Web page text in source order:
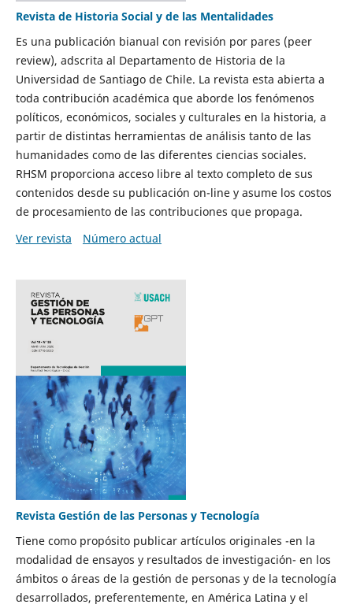
Revista de Historia Social y de las Mentalidades
Es una publicación bianual con revisión por pares (peer
review), adscrita al Departamento de Historia de la
Universidad de Santiago de Chile. La revista esta abierta a
toda contribución académica que aborde los fenómenos
políticos, económicos, sociales y culturales en la historia, a
partir de distintas herramientas de análisis tanto de las
humanidades como de las diferentes ciencias sociales.
RHSM proporciona acceso libre al texto completo de sus
contenidos desde su publicación on-line y asume los costos
de procesamiento de las contribuciones que propaga.
Ver revista
Número actual
Revista Gestión de las Personas y Tecnología
Tiene como propósito publicar artículos originales -en la
modalidad de ensayos y resultados de investigación- en los
ámbitos o áreas de la gestión de personas y de la tecnología
desarrollados, preferentemente, en América Latina y el